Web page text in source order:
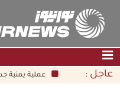
الصفحة الرئيسية |التواصل عاجل : عملية يمنية